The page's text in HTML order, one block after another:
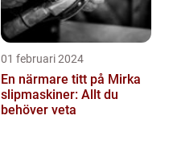
01 februari 2024
En närmare titt på Mirka
slipmaskiner: Allt du
behöver veta